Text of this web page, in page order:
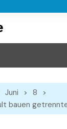
Juni
8
bauen